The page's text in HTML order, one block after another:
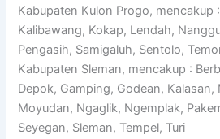
Kabupaten Kulon Progo, mencakup
Kalibawang, Kokap, Lendah,
Pengasih, Samigaluh, Sentolo,
Kabupaten Sleman, mencakup :
Depok, Gamping, Godean, Kalasan,
Moyudan, Ngaglik, Ngemplak,
Seyegan, Sleman, Tempel, Turi